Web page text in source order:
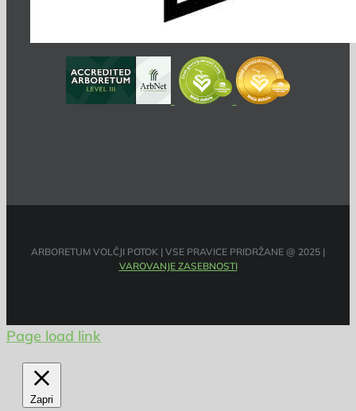
ARBORETUM VOLČJI POTOK | VSE PRAVICE PRIDRŽANE @ 2025 |
VAROVANJE ZASEBNOSTI
Page load link
Zapri